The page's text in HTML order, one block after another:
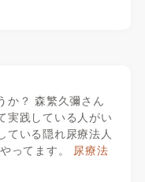
か？ 森繁久彌さん
実践している人がい
ている隠れ尿療法人
ってます。 尿療法